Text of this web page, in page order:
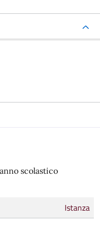
scolastico
Istanza